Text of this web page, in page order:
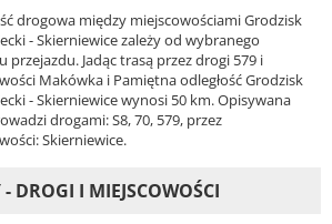
drogowa między miejscowościami Grodzisk
- Skierniewice zależy od wybranego
przejazdu. Jadąc trasą przez drogi 579 i
Makówka i Pamiętna odległość Grodzisk
- Skierniewice wynosi 50 km. Opisywana
drogami: S8, 70, 579, przez
Skierniewice.
- DROGI I MIEJSCOWOŚCI